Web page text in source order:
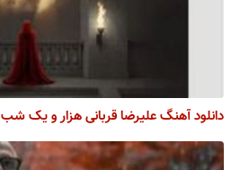
دانلود آهنگ علیرضا قربانی هزار و یک شب